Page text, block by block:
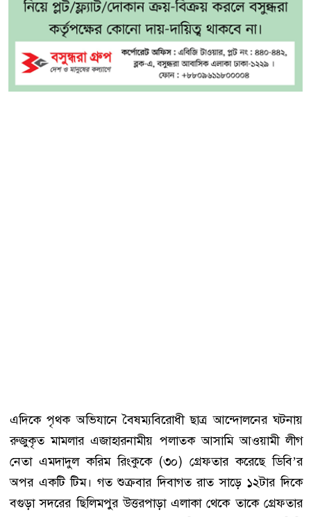
এদিকে পৃথক অভিযানে বৈষম্যবিরোধী ছাত্র আন্দোলনের ঘটনায়
রুজুকৃত মামলার এজাহারনামীয় পলাতক আসামি আওয়ামী লীগ
নেতা এমদাদুল করিম রিংকুকে (৩০) গ্রেফতার করেছে ডিবি’র
অপর একটি টিম। গত শুক্রবার দিবাগত রাত সাড়ে ১২টার দিকে
বগুড়া সদরের ছিলিমপুর উত্তরপাড়া এলাকা থেকে তাকে গ্রেফতার